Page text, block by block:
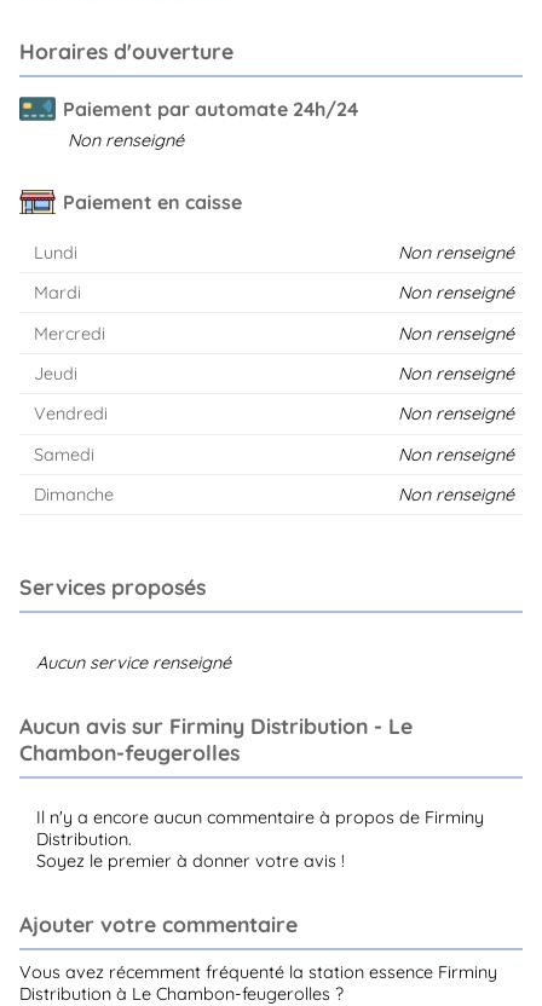
Horaires d'ouverture
Paiement par automate 24h/24
Non renseigné
Paiement en caisse
Lundi
Non renseigné
Mardi
Non renseigné
Mercredi
Non renseigné
Jeudi
Non renseigné
Vendredi
Non renseigné
Samedi
Non renseigné
Dimanche
Non renseigné
Services proposés
Aucun service renseigné
Aucun avis sur Firminy Distribution - Le
Chambon-feugerolles
Il n'y a encore aucun commentaire à propos de Firminy
Distribution.
Soyez le premier à donner votre avis !
Ajouter votre commentaire
Vous avez récemment fréquenté la station essence Firminy
Distribution à Le Chambon-feugerolles ?